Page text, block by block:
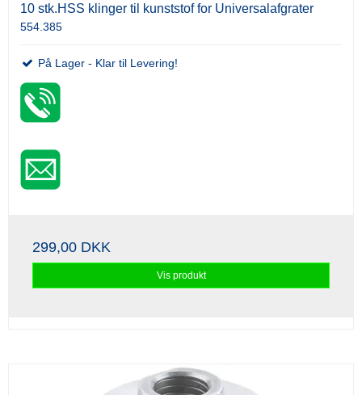
10 stk.HSS klinger til kunststof for Universalafgrater
554.385
På Lager - Klar til Levering!
299,00 DKK
Vis produkt